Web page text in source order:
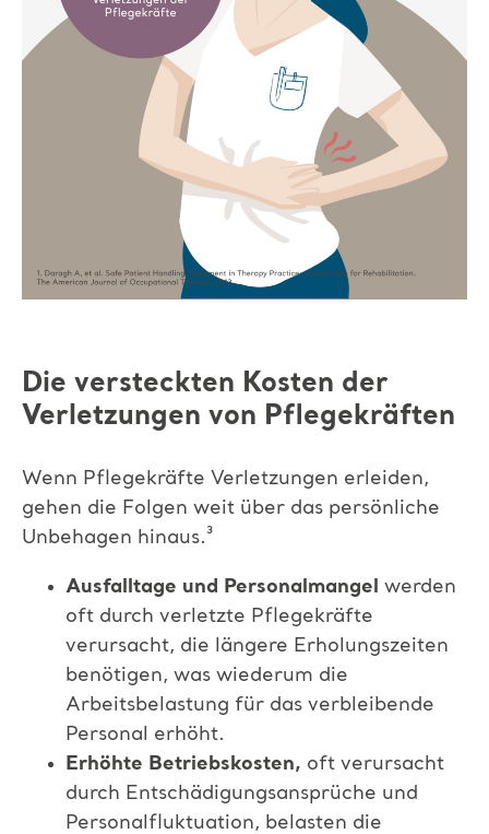
Die versteckten Kosten der
Verletzungen von Pflegekräften
Wenn Pflegekräfte Verletzungen erleiden,
gehen die Folgen weit über das persönliche
Unbehagen hinaus.³
Ausfalltage und Personalmangel
werden
oft durch verletzte Pflegekräfte
verursacht, die längere Erholungszeiten
benötigen, was wiederum die
Arbeitsbelastung für das verbleibende
Personal erhöht.
Erhöhte Betriebskosten, oft verursacht
durch Entschädigungsansprüche und
Personalfluktuation, belasten die